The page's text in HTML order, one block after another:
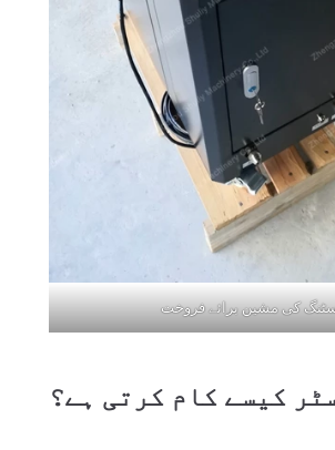
کی مشین برائے فروخت
کیسے کام کرتی ہے؟